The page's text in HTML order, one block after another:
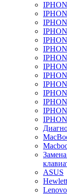
ASUS
Lenovo